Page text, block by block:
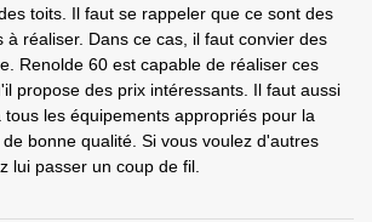
toits. Il faut se rappeler que ce sont des
à réaliser. Dans ce cas, il faut convier des
Renolde 60 est capable de réaliser ces
propose des prix intéressants. Il faut aussi
les équipements appropriés pour la
bonne qualité. Si vous voulez d'autres
lui passer un coup de fil.